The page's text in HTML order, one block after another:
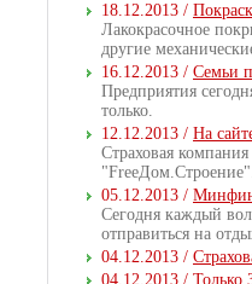
18.12.2013 /
Лакокрасочное
другие
16.12.2013 / Семьи
Предприятия
только.
12.12.2013 / На
Страховая
05.12.2013 / Минфин
Сегодня каждый
отправиться на
04.12.2013 /
04.12.2013 / Только